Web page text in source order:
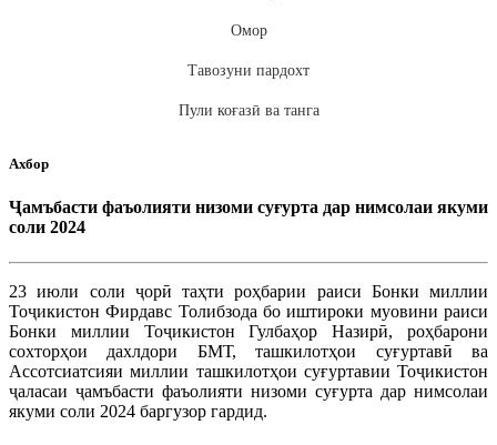
Омор
Тавозуни пардохт
Пули коғазӣ ва танга
Ахбор
Ҷамъбасти фаъолияти низоми суғурта дар нимсолаи якуми
соли 2024
23 июли соли ҷорӣ таҳти роҳбарии раиси Бонки миллии
Тоҷикистон Фирдавс Толибзода бо иштироки муовини раиси
Бонки миллии Тоҷикистон Гулбаҳор Назирӣ, роҳбарони
сохторҳои дахлдори БМТ, ташкилотҳои суғуртавӣ ва
Ассотсиатсияи миллии ташкилотҳои суғуртавии Тоҷикистон
ҷаласаи ҷамъбасти фаъолияти низоми суғурта дар нимсолаи
якуми соли 2024 баргузор гардид.